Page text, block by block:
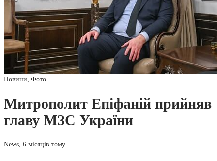
Новини Фото
Митрополит Епіфаній прийняв
главу МЗС України
News 6 місяців тому